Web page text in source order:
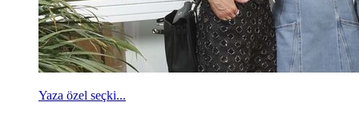
Yaza özel seçki...